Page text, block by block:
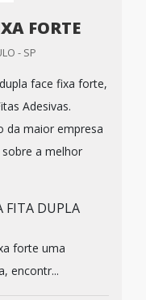
FORTE
- SP
face fixa forte,
Adesivas.
da maior empresa
a melhor
FITA DUPLA
forte uma
encontr...